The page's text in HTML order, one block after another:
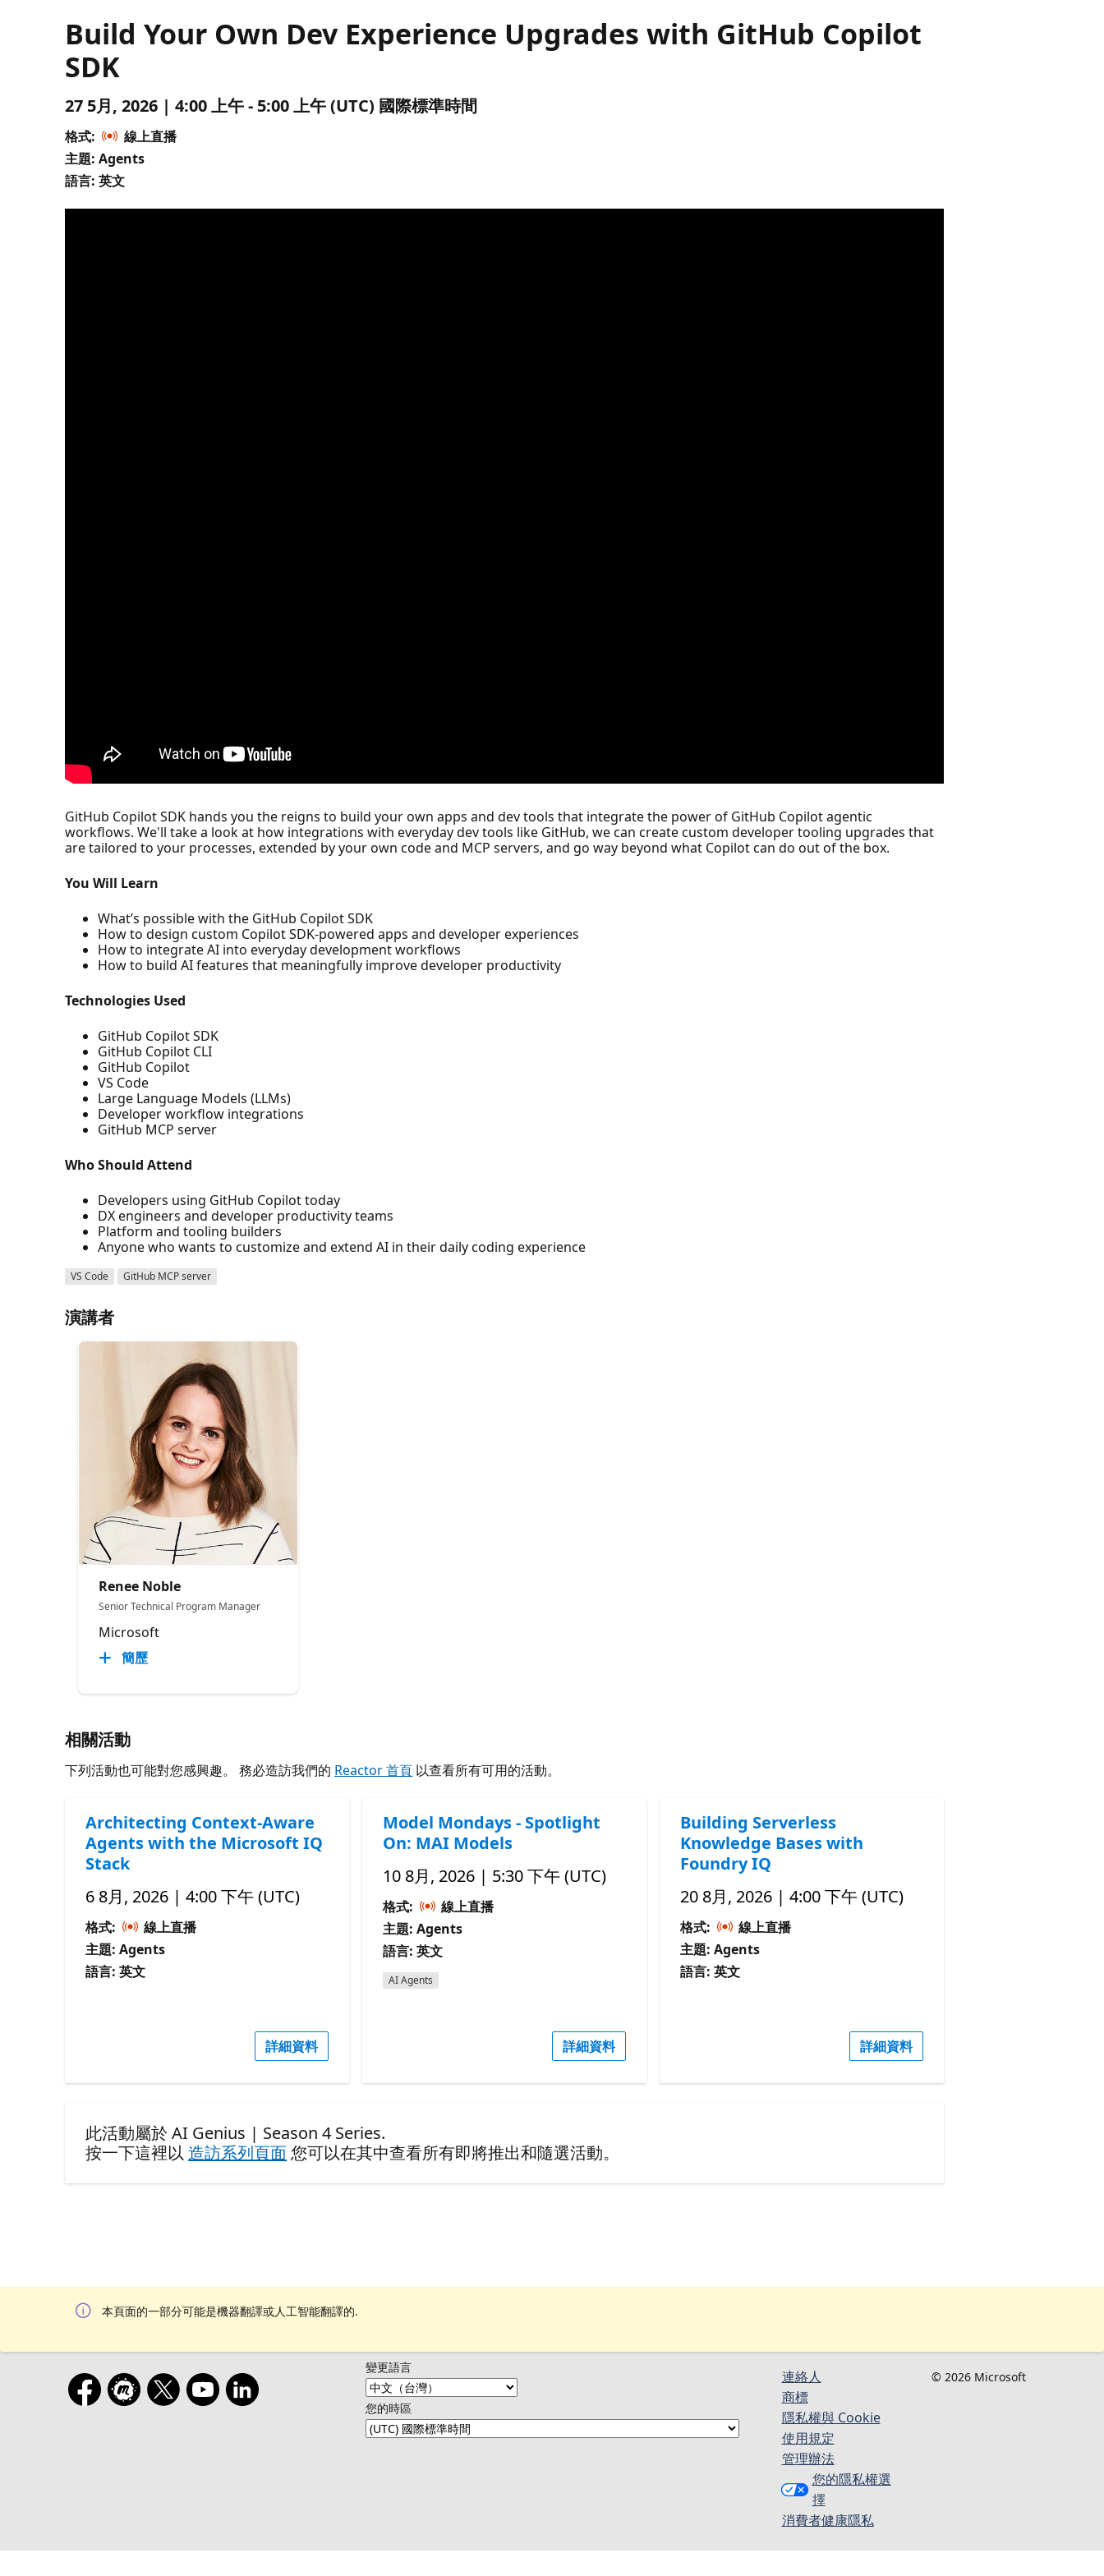
Build Your Own Dev Experience Upgrades with GitHub Copilot
SDK
27 5月, 2026 | 4:00 上午 - 5:00 上午 (UTC) 國際標準時間
格式:
線上直播
主題: Agents
語言: 英文
GitHub Copilot SDK hands you the reigns to build your own apps and dev tools that integrate the power of GitHub Copilot agentic
workflows. We'll take a look at how integrations with everyday dev tools like GitHub, we can create custom developer tooling upgrades that
are tailored to your processes, extended by your own code and MCP servers, and go way beyond what Copilot can do out of the box.
You Will Learn
What’s possible with the GitHub Copilot SDK
How to design custom Copilot SDK‑powered apps and developer experiences
How to integrate AI into everyday development workflows
How to build AI features that meaningfully improve developer productivity
Technologies Used
GitHub Copilot SDK
GitHub Copilot CLI
GitHub Copilot
VS Code
Large Language Models (LLMs)
Developer workflow integrations
GitHub MCP server
Who Should Attend
Developers using GitHub Copilot today
DX engineers and developer productivity teams
Platform and tooling builders
Anyone who wants to customize and extend AI in their daily coding experience
VS Code GitHub MCP server
演講者
Renee Noble
Senior Technical Program Manager​
Microsoft
簡歷
相關活動
下列活動也可能對您感興趣。 務必造訪我們的 Reactor 首頁 以查看所有可用的活動。
Architecting Context-Aware
Agents with the Microsoft IQ
Stack
6 8月, 2026 | 4:00 下午 (UTC)
格式:
線上直播
主題: Agents
語言: 英文
詳細資料
Model Mondays - Spotlight
On: MAI Models
10 8月, 2026 | 5:30 下午 (UTC)
格式:
線上直播
主題: Agents
語言: 英文
AI Agents
詳細資料
Building Serverless
Knowledge Bases with
Foundry IQ
20 8月, 2026 | 4:00 下午 (UTC)
格式:
線上直播
主題: Agents
語言: 英文
詳細資料
此活動屬於 AI Genius | Season 4 Series.
按一下這裡以造訪系列頁面 您可以在其中查看所有即將推出和隨選活動。
本頁面的一部分可能是機器翻譯或人工智能翻譯的.
變更語言
您的時區
連絡人​​
商標
隱私權與 Cookie
使用規定
管理辦法
您的隱私權選
擇
消費者健康隱私
© 2026 Microsoft